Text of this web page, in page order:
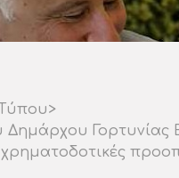
>
Δημάρχου Γορτυνίας